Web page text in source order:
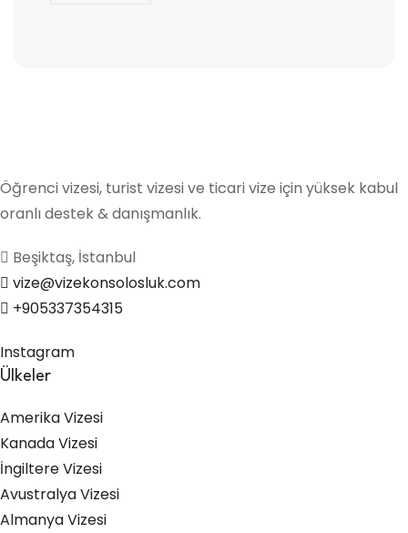
Öğrenci vizesi, turist vizesi ve ticari vize için yüksek kabul
oranlı destek & danışmanlık.
Beşiktaş, İstanbul
vize@vizekonsolosluk.com
+905337354315
Instagram
Ülkeler
Amerika Vizesi
Kanada Vizesi
İngiltere Vizesi
Avustralya Vizesi
Almanya Vizesi